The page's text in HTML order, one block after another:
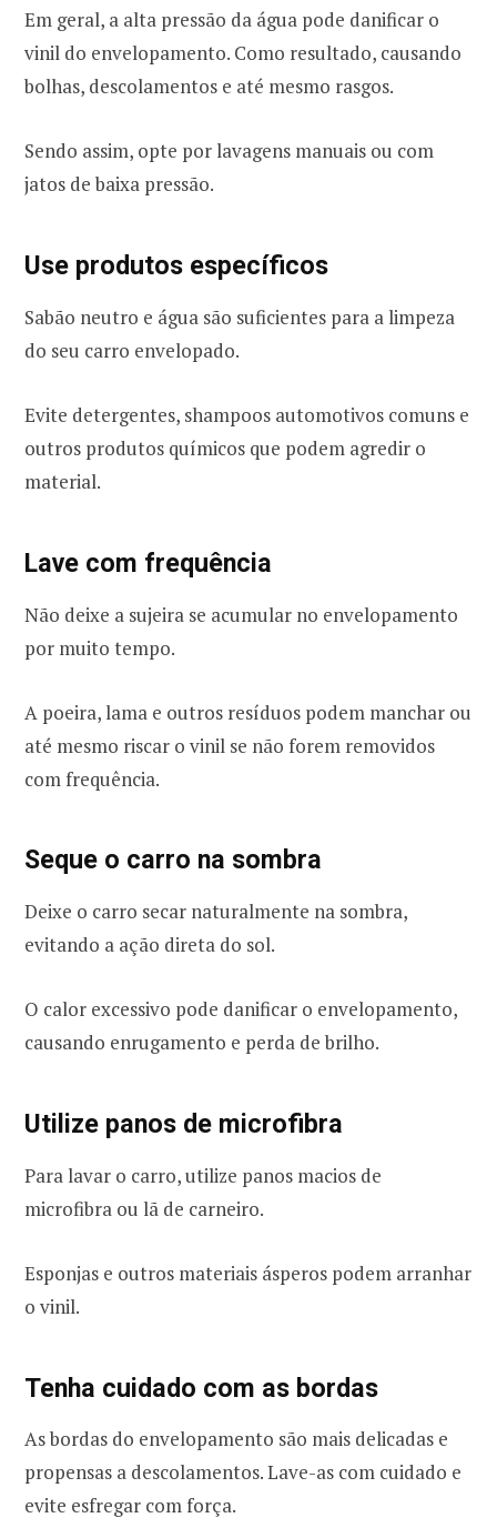
Em geral, a alta pressão da água pode danificar o
vinil do envelopamento. Como resultado, causando
bolhas, descolamentos e até mesmo rasgos.
Sendo assim, opte por lavagens manuais ou com
jatos de baixa pressão.
Use produtos específicos
Sabão neutro e água são suficientes para a limpeza
do seu carro envelopado.
Evite detergentes, shampoos automotivos comuns e
outros produtos químicos que podem agredir o
material.
Lave com frequência
Não deixe a sujeira se acumular no envelopamento
por muito tempo.
A poeira, lama e outros resíduos podem manchar ou
até mesmo riscar o vinil se não forem removidos
com frequência.
Seque o carro na sombra
Deixe o carro secar naturalmente na sombra,
evitando a ação direta do sol.
O calor excessivo pode danificar o envelopamento,
causando enrugamento e perda de brilho.
Utilize panos de microfibra
Para lavar o carro, utilize panos macios de
microfibra ou lã de carneiro.
Esponjas e outros materiais ásperos podem arranhar
o vinil.
Tenha cuidado com as bordas
As bordas do envelopamento são mais delicadas e
propensas a descolamentos. Lave-as com cuidado e
evite esfregar com força.